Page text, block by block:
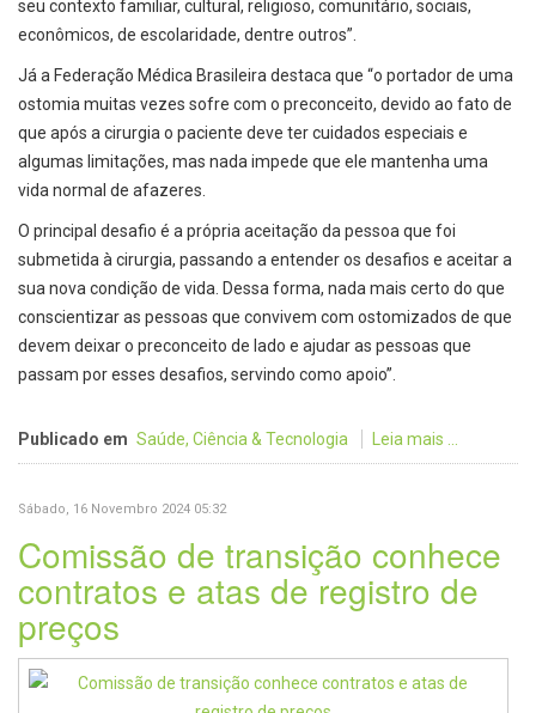
seu contexto familiar, cultural, religioso, comunitário, sociais,
econômicos, de escolaridade, dentre outros”.
Já a Federação Médica Brasileira destaca que “o portador de uma
ostomia muitas vezes sofre com o preconceito, devido ao fato de
que após a cirurgia o paciente deve ter cuidados especiais e
algumas limitações, mas nada impede que ele mantenha uma
vida normal de afazeres.
O principal desafio é a própria aceitação da pessoa que foi
submetida à cirurgia, passando a entender os desafios e aceitar a
sua nova condição de vida. Dessa forma, nada mais certo do que
conscientizar as pessoas que convivem com ostomizados de que
devem deixar o preconceito de lado e ajudar as pessoas que
passam por esses desafios, servindo como apoio”.
Publicado em Saúde, Ciência & Tecnologia Leia mais ...
Sábado, 16 Novembro 2024 05:32
Comissão de transição conhece
contratos e atas de registro de
preços